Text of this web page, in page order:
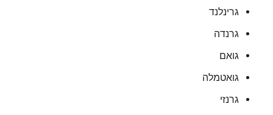
גרינלנד
גרנדה
גואם
גואטמלה
גרנזי